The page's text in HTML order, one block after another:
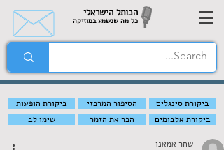
הכותל הישראלי
כל מה שנשמע במוזיקה
ביקורת הופעות הסיפור המרכזי
ביקורת סינגלים
שימו לב
הכר את הזמר ביקורת אלבומים
שחר אמאנו